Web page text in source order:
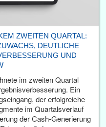
ZWEITEN QUARTAL:
DEUTLICHE
UND
im zweiten Quartal
Ein
der erfolgreiche
im Quartalsverlauf
der Cash-Generierung